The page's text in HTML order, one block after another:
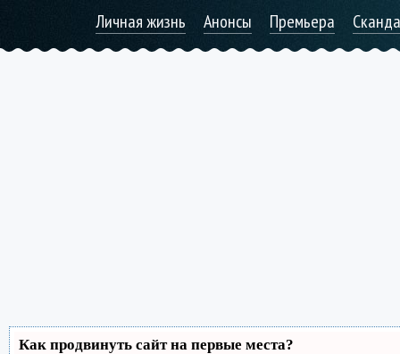
Личная жизнь Анонсы Премьера
Как продвинуть сайт на первые места?